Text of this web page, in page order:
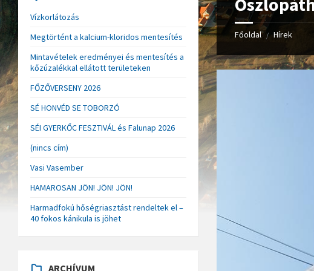
Főoldal / Hírek
Vízkorlátozás
Megtörtént a kalcium-kloridos mentesítés
Mintavételek eredményei és mentesítés a
kőzúzalékkal ellátott területeken
FŐZŐVERSENY 2026
SÉ HONVÉD SE TOBORZÓ
SÉI GYERKŐC FESZTIVÁL és Falunap 2026
(nincs cím)
Vasi Vasember
HAMAROSAN JÖN! JÖN! JÖN!
Harmadfokú hőségriasztást rendeltek el –
40 fokos kánikula is jöhet
ARCHÍVUM